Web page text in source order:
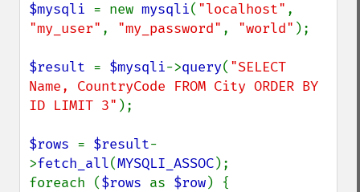
$mysqli = new mysqli( "localhost"
"my_user" , "my_password" , "world" );
$result = $mysqli->query( "SELECT
Name, CountryCode FROM City ORDER BY
ID LIMIT 3" );
$rows = $result-
>fetch_all(MYSQLI_ASSOC);
foreach ($rows as $row) {